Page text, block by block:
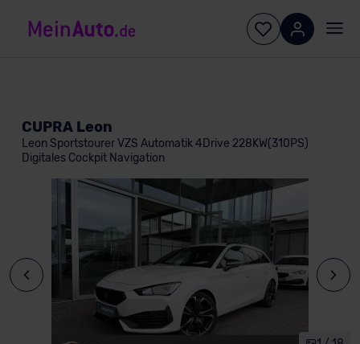
CUPRA Leon
Leon Sportstourer VZS Automatik 4Drive 228KW(310PS)
Digitales Cockpit Navigation